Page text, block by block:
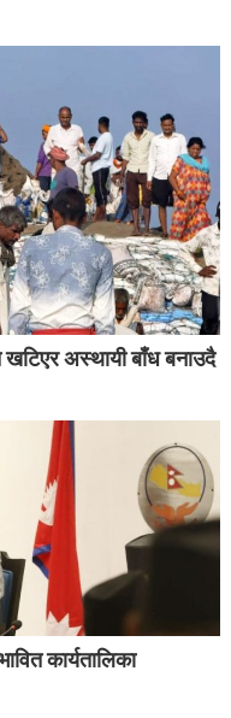
अस्थायी बाँध बनाउदै
कार्यतालिका